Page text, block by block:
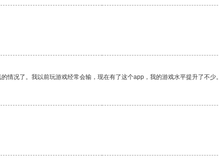
情况了。我以前玩游戏经常会输，现在有了这个app，我的游戏水平提升了不少。